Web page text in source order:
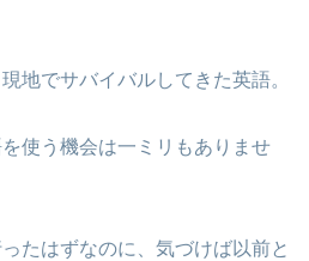
地でサバイバルしてきた英語。
使う機会は一ミリもありませ
たはずなのに、気づけば以前と